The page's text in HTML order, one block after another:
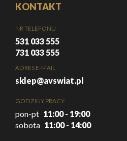
KONTAKT
NR TELEFONU
531 033 555
731 033 555
ADRES E-MAIL
sklep@avswiat.pl
GODZINY PRACY
pon-pt 11:00 - 19:00
sobota 11:00 - 14:00